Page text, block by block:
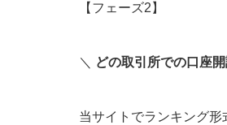
【フェーズ2】
＼ どの取引所での口座
当サイトでランキング形